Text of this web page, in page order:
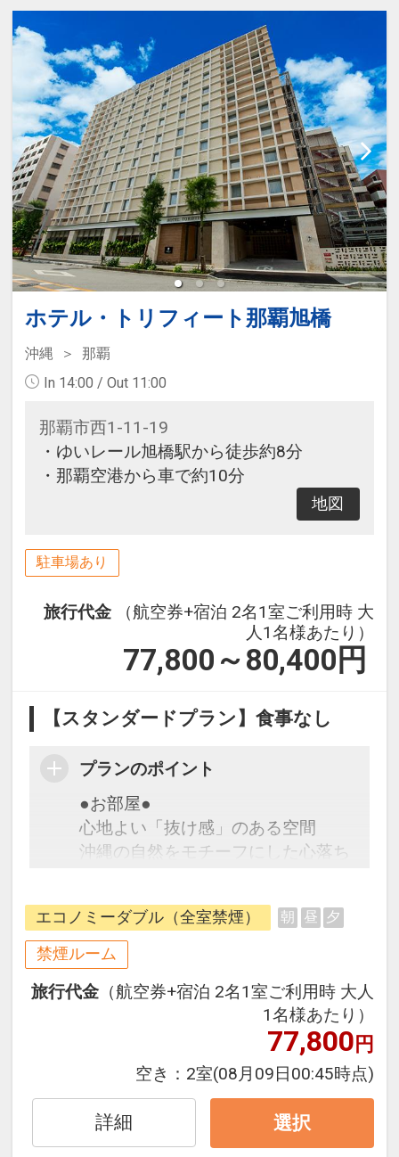
ホテル・トリフィート那覇旭橋
沖縄
那覇
In 14:00 / Out 11:00
那覇市西1-11-19
・ゆいレール旭橋駅から徒歩約8分
・那覇空港から車で約10分
地図
駐車場あり
旅行代金
（航空券+宿泊 2名1室ご利用時 大
人1名様あたり）
77,800～80,400 円
【スタンダードプラン】食事なし
プランのポイント
●お部屋●
心地よい「抜け感」のある空間
沖縄の自然をモチーフにした心落ち
デザイン。ミニマムな空間が、日々
の忙しさから心を開放してくれま
す。
・無料Wi-Fi完備
・加湿機能付空気洗浄機完備
・全室禁煙（1階入り口外に喫煙所
フットワーク軽く、那覇を満喫！
那覇空港から車で10分。
エコノミーダブル（全室禁煙） 朝 昼 夕
禁煙ルーム
旅行代金 （航空券+宿泊 2名1室ご利用時 大人
1名様あたり）
77,800円
空き： 2室(08月09日00:45時点)
詳細 選択